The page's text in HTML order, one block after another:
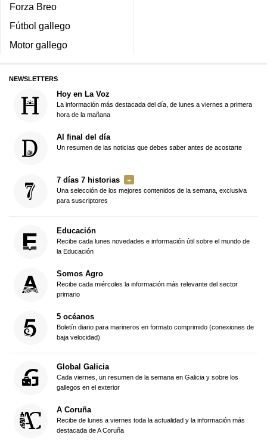
Forza Breo
Fútbol gallego
Motor gallego
NEWSLETTERS
Hoy en La Voz
La información más destacada del día, de lunes a viernes a primera
hora de la mañana
Al final del día
Un resumen de las noticias que debes saber antes de acostarte
7 días 7 historias
Una selección de los mejores contenidos de la semana, exclusiva
para suscriptores
Educación
Recibe cada lunes novedades e información útil sobre el mundo de
la Educación
Somos Agro
Recibe cada miércoles la información más relevante del sector
primario
5 océanos
Boletín diario para marineros en formato comprimido (conexiones de
baja velocidad)
Global Galicia
Cada viernes, un resumen de la semana en Galicia y sobre los
gallegos en el exterior
A Coruña
Recibe de lunes a viernes toda la actualidad y la información más
destacada de A Coruña